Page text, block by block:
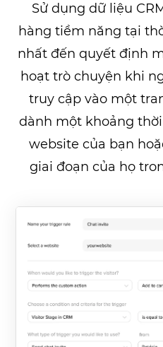
Sử dụng dữ liệu
hàng tiềm năng tại
nhất đến quyết định
hoạt trò chuyện khi
truy cập vào một
dành một khoảng
website của bạn
giai đoạn của họ